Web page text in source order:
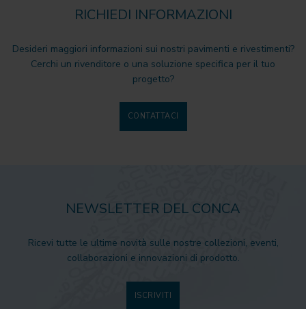
RICHIEDI INFORMAZIONI
Desideri maggiori informazioni sui nostri pavimenti e rivestimenti?
Cerchi un rivenditore o una soluzione specifica per il tuo
progetto?
CONTATTACI
NEWSLETTER DEL CONCA
Ricevi tutte le ultime novità sulle nostre collezioni, eventi,
collaborazioni e innovazioni di prodotto.
ISCRIVITI